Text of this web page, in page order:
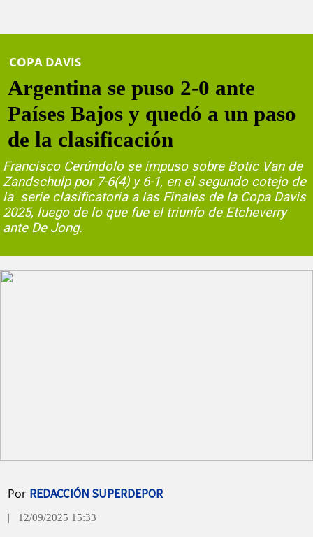
COPA DAVIS
Argentina se puso 2-0 ante
Países Bajos y quedó a un paso
de la clasificación
Francisco Cerúndolo se impuso sobre Botic Van de
Zandschulp por 7-6(4) y 6-1, en el segundo cotejo de
la serie clasificatoria a las Finales de la Copa Davis
2025, luego de lo que fue el triunfo de Etcheverry
ante De Jong.
Por REDACCIÓN SUPERDEPOR
| 12/09/2025 15:33